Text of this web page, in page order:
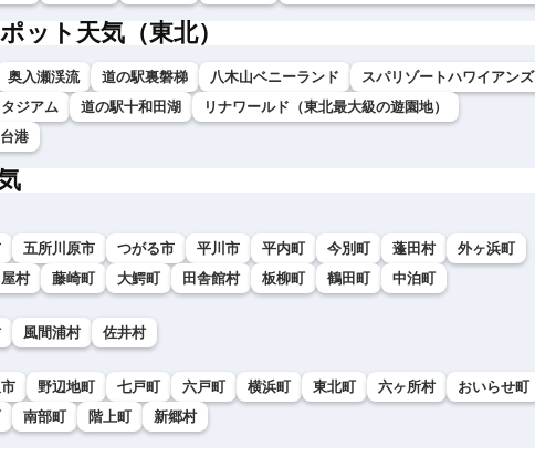
ット天気（東北）
奥入瀬渓流 道の駅裏磐梯 八木山ベニーランド
スパリゾートハワイアンズ
ジアム 道の駅十和田湖
リナワールド（東北最大級の遊園地）
港
五所川原市 つがる市 平川市 平内町 今別町 蓬田村
外ヶ浜町
村 藤崎町 大鰐町 田舎館村 板柳町 鶴田町 中泊町
風間浦村 佐井村
野辺地町 七戸町 六戸町 横浜町 東北町 六ヶ所村
おいらせ町
南部町 階上町 新郷村